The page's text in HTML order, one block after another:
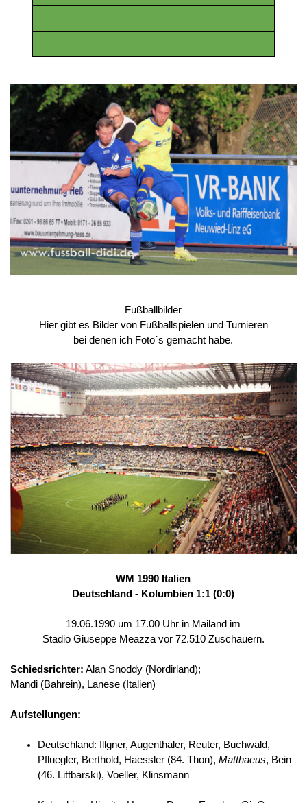
Fußballbilder
Hier gibt es Bilder von Fußballspielen und Turnieren
bei denen ich Foto´s gemacht habe.
WM 1990 Italien
Deutschland - Kolumbien 1:1 (0:0)
19.06.1990 um 17.00 Uhr in Mailand im
Stadio Giuseppe Meazza vor 72.510 Zuschauern.
Schiedsrichter: Alan Snoddy (Nordirland);
Mandi (Bahrein), Lanese (Italien)
Aufstellungen:
Deutschland: Illgner, Augenthaler, Reuter, Buchwald,
Pfluegler, Berthold, Haessler (84. Thon), Matthaeus, Bein
(46. Littbarski), Voeller, Klinsmann